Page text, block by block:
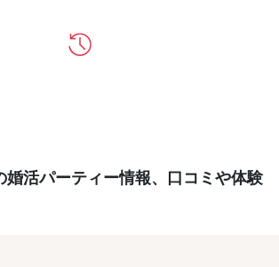
ップ
婚活パーティー情報、口コミや体験